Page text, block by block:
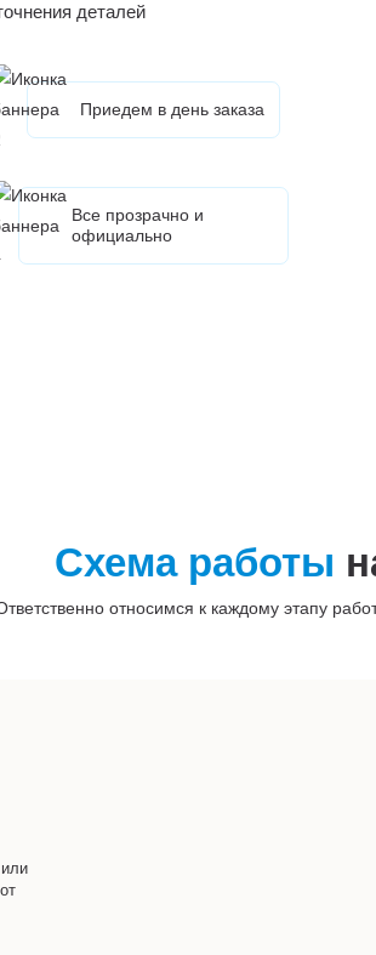
деталей
Приедем в день заказа
Все прозрачно и
официально
Схема работы
относимся к каждому этапу